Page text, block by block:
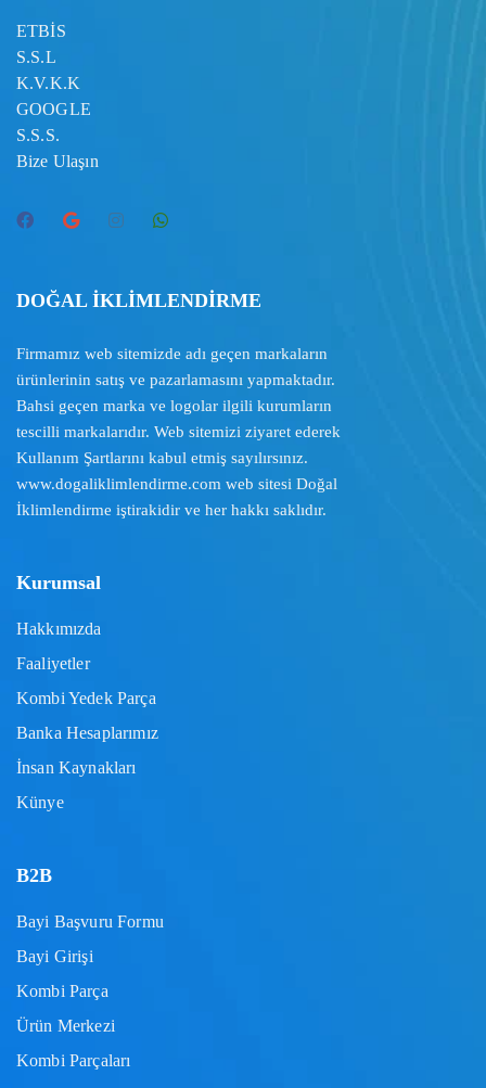
ETBİS
S.S.L
K.V.K.K
GOOGLE
S.S.S.
Bize Ulaşın
DOĞAL İKLİMLENDİRME
Firmamız web sitemizde adı geçen markaların
ürünlerinin satış ve pazarlamasını yapmaktadır.
Bahsi geçen marka ve logolar ilgili kurumların
tescilli markalarıdır. Web sitemizi ziyaret ederek
Kullanım Şartlarını kabul etmiş sayılırsınız.
www.dogaliklimlendirme.com web sitesi Doğal
İklimlendirme iştirakidir ve her hakkı saklıdır.
Kurumsal
Hakkımızda
Faaliyetler
Kombi Yedek Parça
Banka Hesaplarımız
İnsan Kaynakları
Künye
B2B
Bayi Başvuru Formu
Bayi Girişi
Kombi Parça
Ürün Merkezi
Kombi Parçaları